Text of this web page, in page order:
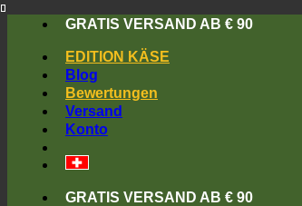
content
GRATIS VERSAND AB € 90
EDITION KÄSE
Blog
Bewertungen
Versand
Konto
GRATIS VERSAND AB € 90